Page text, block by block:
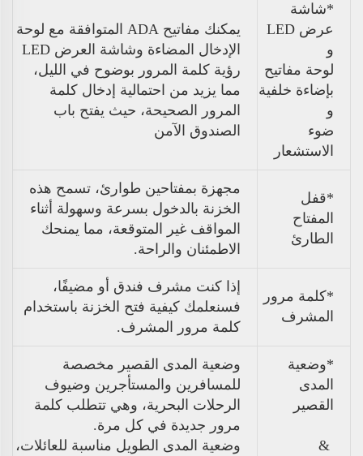
*شاشة
عرض LED
و
لوحة مفاتيح
بإضاءة خلفية
و
ضوء
الاستشعار
يمكنك مفاتيح ADA المتوافقة مع لوحة
الإدخال المضاءة وشاشة العرض LED
رؤية كلمة المرور بوضوح في الليل،
مما يزيد من احتمالية إدخال كلمة
المرور الصحيحة، حيث يفتح باب
الصندوق الآمن
*قفل
المفتاح
الطارئ
مجهزة بمفتاحين طوارئ، تسمح هذه
الخزنة بالدخول بسرعة وسهولة أثناء
المواقف غير المتوقعة، مما يمنحك
الاطمئنان والراحة.
*كلمة مرور
المشرف
إذا كنت مشرف فندق أو مضيفًا،
فسنعلمك كيفية فتح الخزنة باستخدام
كلمة مرور المشرف.
*وضعية
المدى
القصير
&
وضعية المدى القصير مخصصة
للمسافرين والمستأجرين وضيوف
الرحلات البحرية، وهي تتطلب كلمة
مرور جديدة في كل مرة.
وضعية المدى الطويل مناسبة للعائلات،